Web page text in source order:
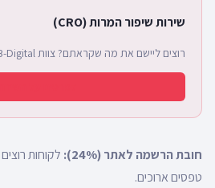
שירות שיפור המרות (CRO)
רוצים ליישם את מה שקראתם? צוות B-Digital מלווה מותגים בדיוק בזה.
חובת הרשמה לאתר (24%):
לקוחות
טפסים ארוכים.